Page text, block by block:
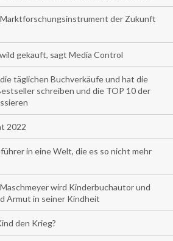
der Zukunft
gekauft, sagt Media Control
täglichen Buchverkäufe und hat die
schreiben und die TOP 10 der
2022
in eine Welt, die es so nicht mehr
wird Kinderbuchautor und
Armut in seiner Kindheit
den Krieg?